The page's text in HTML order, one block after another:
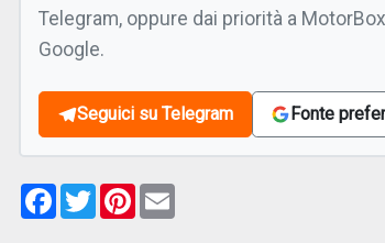
Telegram, oppure dai priorità a
Google.
Seguici su Telegram Fonte
Facebook
TwitterPinterest